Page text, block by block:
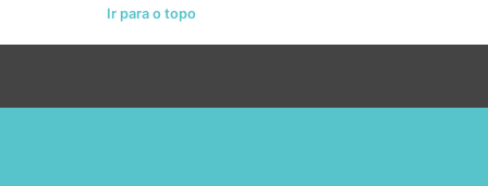
Ir para o topo